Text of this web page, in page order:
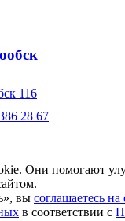
116
28 67
Они помогают
вы соглашаетесь на
в соответствии с